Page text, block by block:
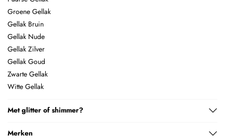
Groene Gellak
Gellak Bruin
Gellak Nude
Gellak Zilver
Gellak Goud
Zwarte Gellak
Witte Gellak
Met glitter of shimmer?
Merken